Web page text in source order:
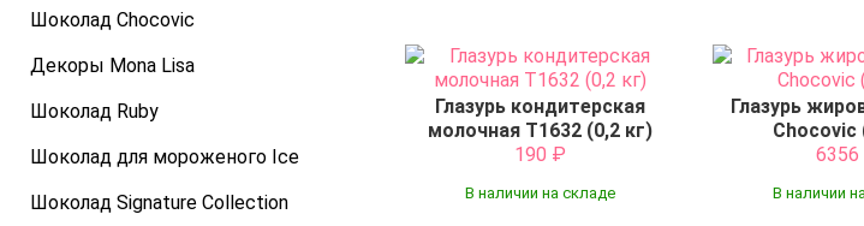
Шоколад Chocovic
Декоры Mona Lisa
Шоколад Ruby
Шоколад для мороженого Ice
Шоколад Signature Collection
Глазурь кондитерская
молочная T1632 (0,2 кг)
190 ₽
В наличии на складе
Глазурь
Chocovic
6356
В наличии